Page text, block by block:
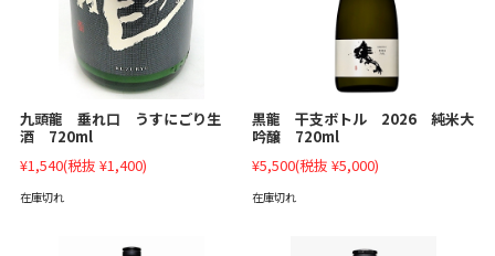
九頭龍 垂れ口 うすにごり生
酒 720ml
¥1,540(税抜 ¥1,400)
在庫切れ
黒龍 干支ボトル 2026 純米大
吟醸 720ml
¥5,500(税抜 ¥5,000)
在庫切れ